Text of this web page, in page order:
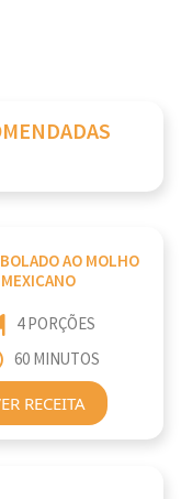
AO MOLHO
MEXICANO
4 PORÇÕES
60 MINUTOS
RECEITA